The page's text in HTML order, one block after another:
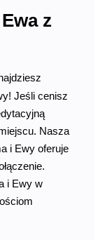
z
Jeśli cenisz
Nasza
i Ewy oferuje
i Ewy w